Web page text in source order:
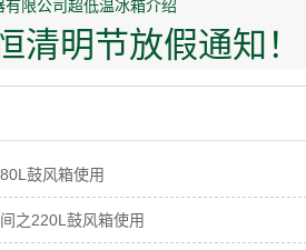
有限公司超低温冰箱介绍
清明节放假通知！
鼓风箱使用
之220L鼓风箱使用